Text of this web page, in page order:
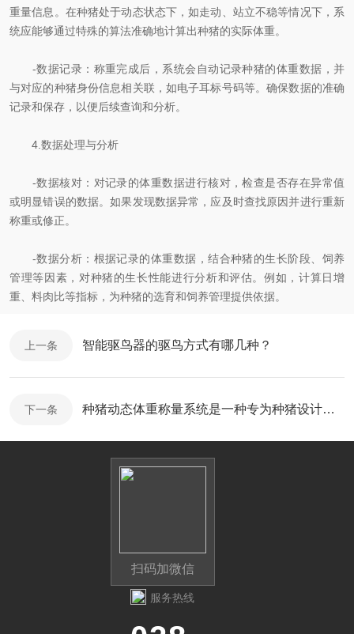
重量信息。在种猪处于动态状态下，如走动、站立不稳等情况下，系
统应能够通过特殊的算法准确地计算出种猪的实际体重。
-数据记录：称重完成后，系统会自动记录种猪的体重数据，并
与对应的种猪身份信息相关联，如电子耳标号码等。确保数据的准确
记录和保存，以便后续查询和分析。
4.数据处理与分析
-数据核对：对记录的体重数据进行核对，检查是否存在异常值
或明显错误的数据。如果发现数据异常，应及时查找原因并进行重新
称重或修正。
-数据分析：根据记录的体重数据，结合种猪的生长阶段、饲养
管理等因素，对种猪的生长性能进行分析和评估。例如，计算日增
重、料肉比等指标，为种猪的选育和饲养管理提供依据。
上一条 智能驱鸟器的驱鸟方式有哪几种？
下一条 种猪动态体重称量系统是一种专为种猪设计的智能化称重设备
扫码加微信
服务热线